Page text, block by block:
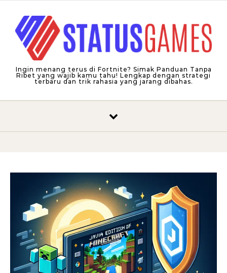
Ingin menang terus di Fortnite? Simak Panduan Tanpa
Ribet yang wajib kamu tahu! Lengkap dengan strategi
terbaru dan trik rahasia yang jarang dibahas.